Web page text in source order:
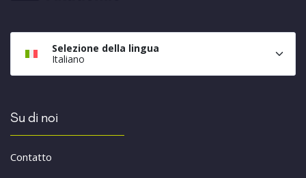
Selezione della lingua
Italiano
Su di noi
Contatto